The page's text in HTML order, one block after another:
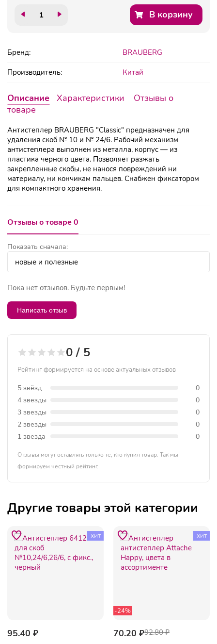
В корзину
Бренд: BRAUBERG
Производитель: Китай
Описание Характеристики
Отзывы о
товаре
Антистеплер BRAUBERG "Classic" предназначен для
удаления скоб № 10 и № 24/6. Рабочий механизм
антистеплера выполнен из металла, корпус — из
пластика черного цвета. Позволяет разжать
закрепленные скобы, не нанося повреждений ни
материалу, ни кончикам пальцев. Снабжен фиксатором
для компактного хранения.
Отзывы о товаре 0
Показать сначала:
Пока нет отзывов. Будьте первым!
Написать отзыв
0 / 5
Рейтинг формируется на основе актуальных отзывов
5 звёзд
0
4 звезды
0
3 звезды
0
2 звезды
0
1 звезда
0
Отзывы могут оставлять только те, кто купил товар. Так мы
формируем честный рейтинг.
Другие товары этой категории
хит
95.40 ₽
-24%
хит
70.20 ₽92.80 ₽